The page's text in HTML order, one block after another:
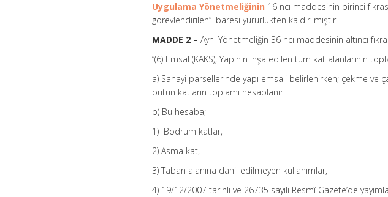
Uygulama Yönetmeliğinin 16 ncı maddesinin birinci
görevlendirilen” ibaresi yürürlükten kaldırılmıştır.
MADDE 2 – Aynı Yönetmeliğin 36 ncı maddesinin altıncı
“(6) Emsal (KAKS), Yapının inşa edilen tüm kat alanlarının
a) Sanayi parsellerinde yapı emsali belirlenirken; çekme ve
bütün katların toplamı hesaplanır.
b) Bu hesaba;
1) Bodrum katlar,
2) Asma kat,
3) Taban alanına dahil edilmeyen kullanımlar,
4) 19/12/2007 tarihli ve 26735 sayılı Resmî Gazete’de